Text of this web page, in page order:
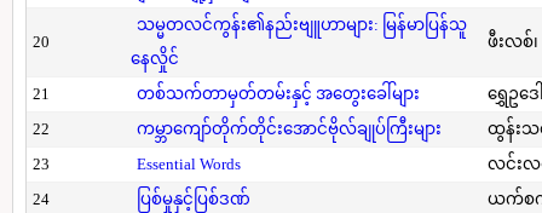
20
သမ္မတလင်ကွန်း၏နည်းဗျူဟာများ: မြန်မာပြန်သူ
နေလှိုင်
ဖီးလစ်
21 တစ်သက်တာမှတ်တမ်းနှင့် အတွေးခေါ်များ
ရွှေဥဒေ
22
ကမ္ဘာကျော်တိုက်တိုင်းအောင်ဗိုလ်ချုပ်ကြီးများ
ထွန်းသ
23
Essential Words
လင်းလ
24
ပြစ်မှုနှင့်ပြစ်ဒဏ်
ယက်စကီ